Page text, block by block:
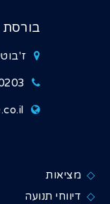
בורסת
מציאות
דיווחי תנועה